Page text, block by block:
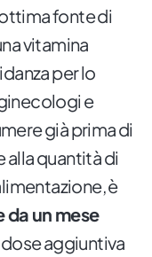
fonte di
vitamina
per lo
e
già prima di
alla quantità di
è
da un mese
aggiuntiva